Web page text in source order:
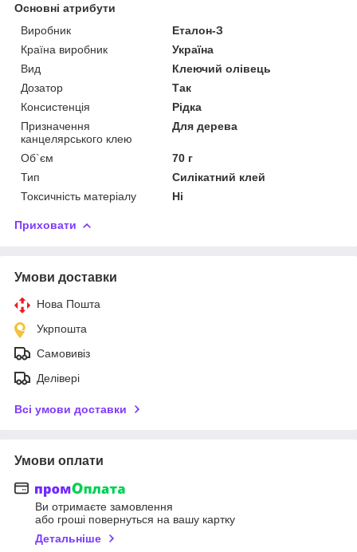
Основні атрибути
Виробник
Еталон-З
Країна виробник
Україна
Вид
Клеючий олівець
Дозатор
Так
Консистенція
Рідка
Призначення
канцелярського клею
Для дерева
Об`єм
70 г
Тип
Силікатний клей
Токсичність матеріалу
Ні
Приховати
Умови доставки
Нова Пошта
Укрпошта
Самовивіз
Делівері
Всі умови доставки
Умови оплати
Ви отримаєте замовлення
або гроші повернуться на вашу картку
Детальніше